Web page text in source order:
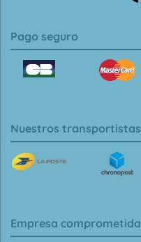
Pago seguro
Nuestros transportistas
Empresa comprometida